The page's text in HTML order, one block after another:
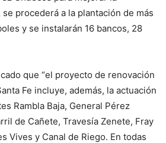
procederá a la plantación de más
y se instalarán 16 bancos, 28
que “el proyecto de renovación
Fe incluye, además, la actuación
Rambla Baja, General Pérez
de Cañete, Travesía Zenete, Fray
Vives y Canal de Riego. En todas